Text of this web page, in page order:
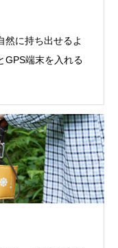
然に持ち出せるよ
GPS端末を入れる